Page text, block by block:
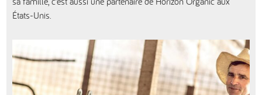
États-Unis.